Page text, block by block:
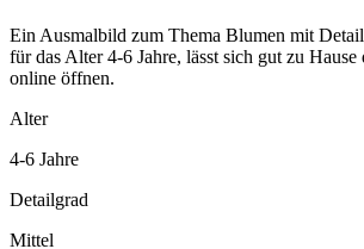
Ein Ausmalbild zum Thema Blumen mit
für das Alter 4-6 Jahre, lässt sich gut zu
online öffnen.
Alter
4-6 Jahre
Detailgrad
Mittel